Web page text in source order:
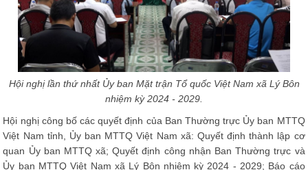
Hội nghị lần thứ nhất Ủy ban Mặt trận Tổ quốc Việt Nam xã Lý Bôn
nhiệm kỳ 2024 - 2029.
Hội nghị công bố các quyết định của Ban Thường trực Ủy ban MTTQ
Việt Nam tỉnh, Ủy ban MTTQ Việt Nam xã: Quyết định thành lập cơ
quan Ủy ban MTTQ xã; Quyết định công nhận Ban Thường trực và
Ủy ban MTTQ Việt Nam xã Lý Bôn nhiệm kỳ 2024 - 2029; Báo cáo